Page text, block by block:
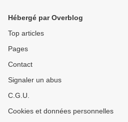
Hébergé par Overblog
Top articles
Pages
Contact
Signaler un abus
C.G.U.
Cookies et données personnelles